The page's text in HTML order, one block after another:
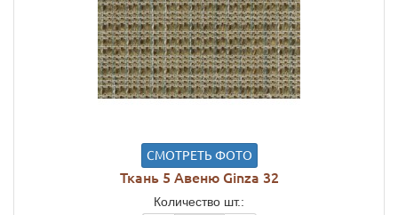
СМОТРЕТЬ ФОТО
Ткань 5 Авеню Ginza 32
Количество шт.: